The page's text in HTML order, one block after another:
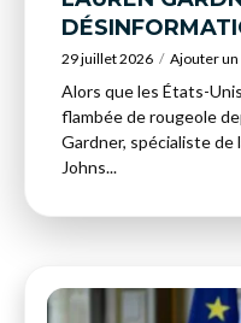
29 juillet 2026 Ajouter
Alors que les États-
flambée de rougeole
Gardner, spécialiste de
Johns...